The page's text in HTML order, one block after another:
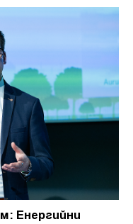
Енергийни